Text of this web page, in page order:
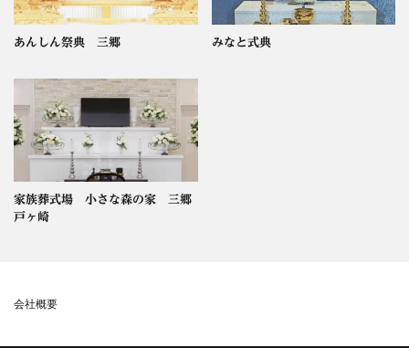
あんしん祭典 三郷 みなと式典
家族葬式場 小さな森の家 三郷
戸ヶ崎
会社概要